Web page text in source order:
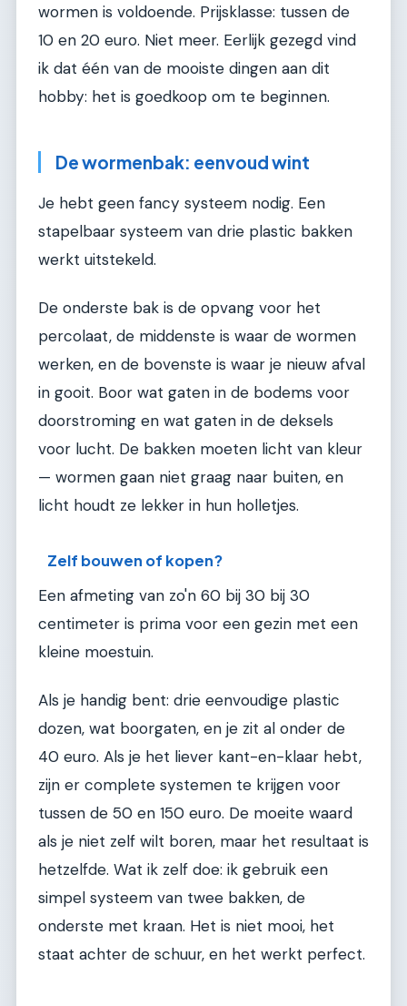
wormen is voldoende. Prijsklasse: tussen de
10 en 20 euro. Niet meer. Eerlijk gezegd vind
ik dat één van de mooiste dingen aan dit
hobby: het is goedkoop om te beginnen.
De wormenbak: eenvoud wint
Je hebt geen fancy systeem nodig. Een
stapelbaar systeem van drie plastic bakken
werkt uitstekeld.
De onderste bak is de opvang voor het
percolaat, de middenste is waar de wormen
werken, en de bovenste is waar je nieuw afval
in gooit. Boor wat gaten in de bodems voor
doorstroming en wat gaten in de deksels
voor lucht. De bakken moeten licht van kleur
— wormen gaan niet graag naar buiten, en
licht houdt ze lekker in hun holletjes.
Zelf bouwen of kopen?
Een afmeting van zo'n 60 bij 30 bij 30
centimeter is prima voor een gezin met een
kleine moestuin.
Als je handig bent: drie eenvoudige plastic
dozen, wat boorgaten, en je zit al onder de
40 euro. Als je het liever kant-en-klaar hebt,
zijn er complete systemen te krijgen voor
tussen de 50 en 150 euro. De moeite waard
als je niet zelf wilt boren, maar het resultaat is
hetzelfde. Wat ik zelf doe: ik gebruik een
simpel systeem van twee bakken, de
onderste met kraan. Het is niet mooi, het
staat achter de schuur, en het werkt perfect.